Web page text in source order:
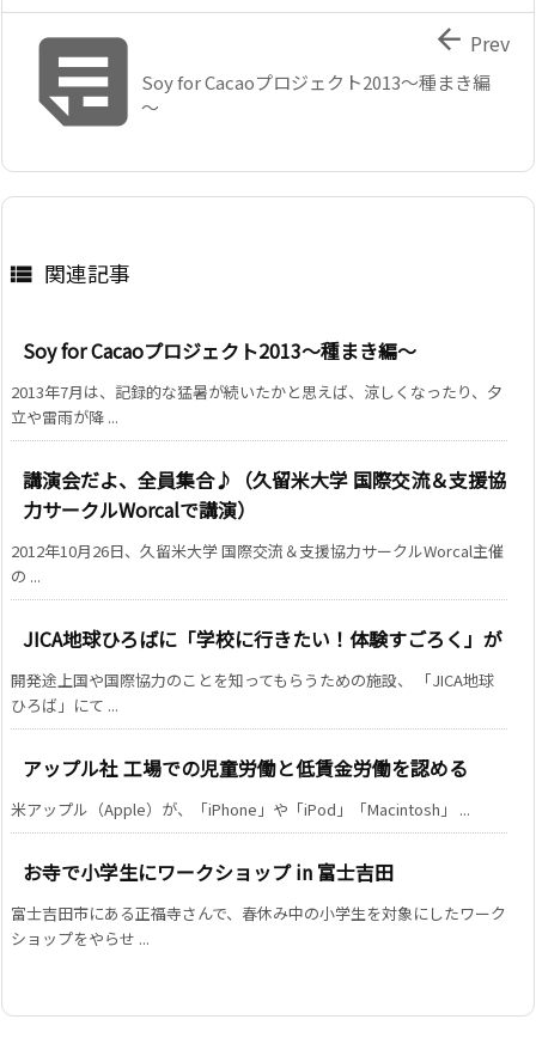
Soy for Cacaoプロジェクト2013～種まき編
～
 Prev
 関連記事
Soy for Cacaoプロジェクト2013～種まき編～
2013年7月は、記録的な猛暑が続いたかと思えば、涼しくなったり、夕
立や雷雨が降 ...
講演会だよ、全員集合♪（久留米大学 国際交流＆支援協
力サークルWorcalで講演）
2012年10月26日、久留米大学 国際交流＆支援協力サークルWorcal主催
の ...
JICA地球ひろばに「学校に行きたい！体験すごろく」が
開発途上国や国際協力のことを知ってもらうための施設、 「JICA地球
ひろば」にて ...
アップル社 工場での児童労働と低賃金労働を認める
米アップル（Apple）が、「iPhone」や「iPod」「Macintosh」 ...
お寺で小学生にワークショップ in 富士吉田
富士吉田市にある正福寺さんで、春休み中の小学生を対象にしたワーク
ショップをやらせ ...